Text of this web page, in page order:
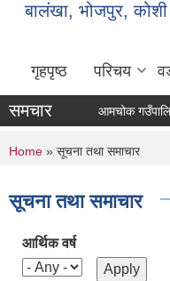
बालंखा, भोजपुर,
गृहपृष्ठ परिचय
आमचोक
समचार
You are here
Home » सूचना तथा समाचार
सूचना तथा समाचार
आर्थिक वर्ष